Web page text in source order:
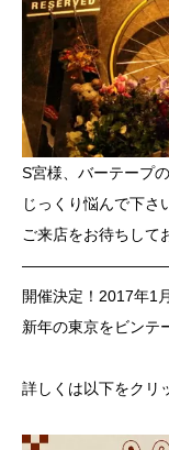
S宮様、バーテープ
じっくり悩んで下さ
ご来店をお待ちして
開催決定！2017年1
新年の東京をビンテ
詳しくは以下をクリ